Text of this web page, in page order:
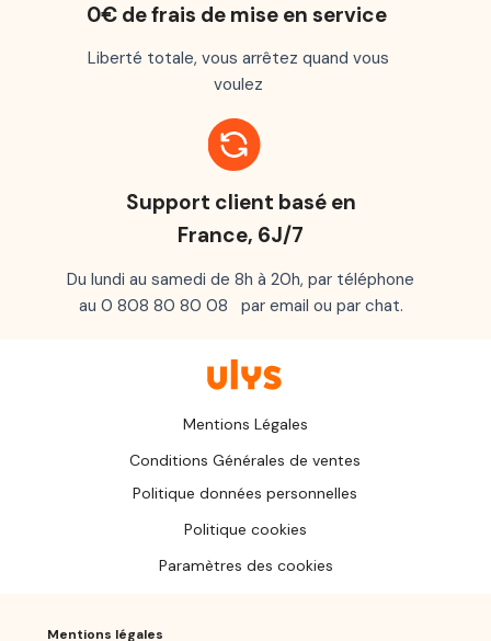
0€ de frais de mise en service
Support client basé en
France, 6J/7
Du lundi au samedi de 8h à 20h, par téléphone
au 0 808 80 80 08 par email ou par chat.
Liberté totale, vous arrêtez quand vous
voulez
Mentions Légales
Conditions Générales de ventes
Politique données personnelles
Politique cookies
Paramètres des cookies
Mentions légales